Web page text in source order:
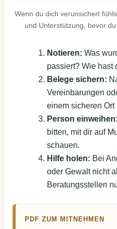
Wenn du dich verunsichert
und Unterstützung, bevor
Notieren: Was
passiert? Wie hast
Belege sichern:
Vereinbarungen
einem sicheren Ort
Person einweihen:
bitten, mit dir auf
schauen.
Hilfe holen: Bei
oder Gewalt nicht
Beratungsstellen
PDF ZUM MITNEHMEN